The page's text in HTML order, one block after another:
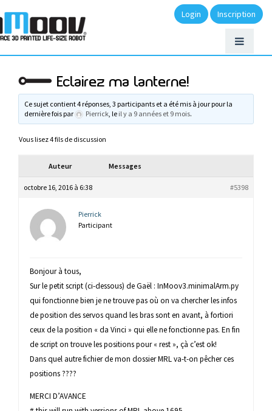
Login Inscription
Eclairez ma lanterne!
Ce sujet contient 4 réponses, 3 participants et a été mis à jour pour la
dernière fois par
Pierrick, le il y a 9 années et 9 mois.
Vous lisez 4 fils de discussion
Auteur Messages
octobre 16, 2016 à 6:38 #5398
Pierrick
Participant
Bonjour à tous,
Sur le petit script (ci-dessous) de Gaël : InMoov3.minimalArm.py
qui fonctionne bien je ne trouve pas où on va chercher les infos
de position des servos quand les bras sont en avant, à fortiori
ceux de la position « da Vinci » qui elle ne fonctionne pas. En fin
de script on trouve les positions pour « rest », çà c’est ok!
Dans quel autre fichier de mon dossier MRL va-t-on pêcher ces
positions ????
MERCI D’AVANCE